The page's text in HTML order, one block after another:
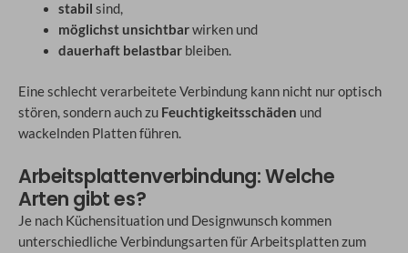
stabil sind,
möglichst unsichtbarwirken und
dauerhaft belastbarbleiben.
Eine schlecht verarbeitete Verbindung kann nicht nur optisch
stören, sondern auch zu Feuchtigkeitsschäden und
wackelnden Platten führen.
Arbeitsplattenverbindung: Welche
Arten gibt es?
Je nach Küchensituation und Designwunsch kommen
unterschiedliche Verbindungsarten für Arbeitsplatten zum